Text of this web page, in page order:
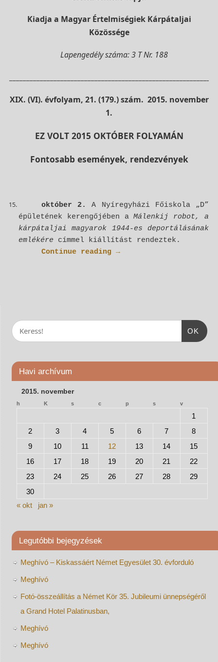
Kiadja a Magyar Értelmiségiek Kárpátaljai
Közössége
Lapengedély száma: 3 T Nr. 188
XIX. (VI). évfolyam, 21. (179.) szám. 2015. november
1.
EZ VOLT 2015 OKTÓBER FOLYAMÁN
Fontosabb események, rendezvények
október 2.
A Nyíregyházi Főiskola „D”
épületének kerengőjében aMálenkij robot, a
kárpátaljai magyarok 1944-es deportálásának
emlékére címmel kiállítást rendeztek.
Continue reading →
OK
Havi archívum
2015. november
h K s c p s v
1
2
3 4 5 6 7
8
9
10 11 12 13 14
15
16
17 18 19 20 21
22
23
24 25 26 27 28
29
30
« okt
jan »
Legutóbbi bejegyzések
Meghívó – Kiskassáért Német Egyesület 30. évforduló
Meghívó
Fotó-összeállítás a Német Kör 35. Jubileumi ünnepségéről
a Grand Hotel Palatinusban,
Meghívó
Meghívó